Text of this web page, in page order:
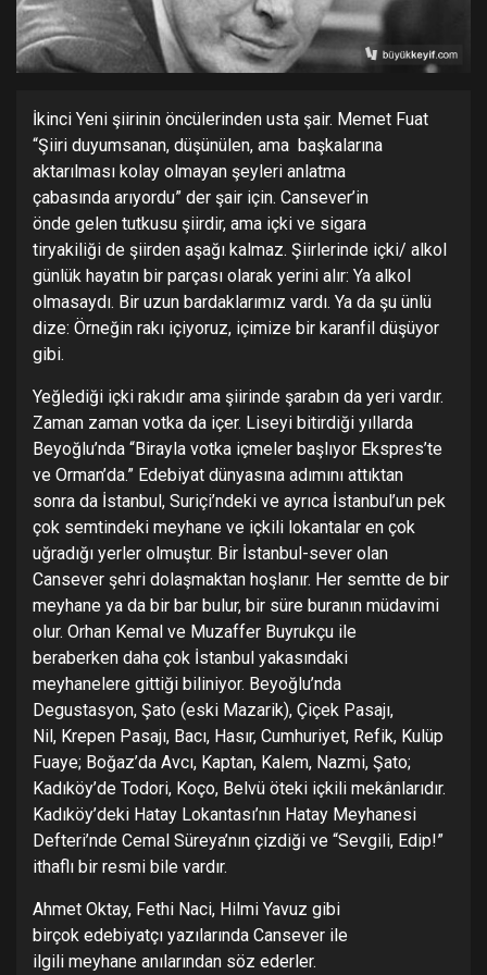
İkinci Yeni şiirinin öncülerinden usta şair. Memet Fuat
“Şiiri duyumsanan, düşünülen, ama başkalarına
aktarılması kolay olmayan şeyleri anlatma
çabasında arıyordu” der şair için. Cansever’in
önde gelen tutkusu şiirdir, ama içki ve sigara
tiryakiliği de şiirden aşağı kalmaz. Şiirlerinde içki/ alkol
günlük hayatın bir parçası olarak yerini alır: Ya alkol
olmasaydı. Bir uzun bardaklarımız vardı. Ya da şu ünlü
dize: Örneğin rakı içiyoruz, içimize bir karanfil düşüyor
gibi.
Yeğlediği içki rakıdır ama şiirinde şarabın da yeri vardır.
Zaman zaman votka da içer. Liseyi bitirdiği yıllarda
Beyoğlu’nda “Birayla votka içmeler başlıyor Ekspres’te
ve Orman’da.” Edebiyat dünyasına adımını attıktan
sonra da İstanbul, Suriçi’ndeki ve ayrıca İstanbul’un pek
çok semtindeki meyhane ve içkili lokantalar en çok
uğradığı yerler olmuştur. Bir İstanbul-sever olan
Cansever şehri dolaşmaktan hoşlanır. Her semtte de bir
meyhane ya da bir bar bulur, bir süre buranın müdavimi
olur. Orhan Kemal ve Muzaffer Buyrukçu ile
beraberken daha çok İstanbul yakasındaki
meyhanelere gittiği biliniyor. Beyoğlu’nda
Degustasyon, Şato (eski Mazarik), Çiçek Pasajı,
Nil, Krepen Pasajı, Bacı, Hasır, Cumhuriyet, Refik, Kulüp
Fuaye; Boğaz’da Avcı, Kaptan, Kalem, Nazmi, Şato;
Kadıköy’de Todori, Koço, Belvü öteki içkili mekânlarıdır.
Kadıköy’deki Hatay Lokantası’nın Hatay Meyhanesi
Defteri’nde Cemal Süreya’nın çizdiği ve “Sevgili, Edip!”
ithaflı bir resmi bile vardır.
Ahmet Oktay, Fethi Naci, Hilmi Yavuz gibi
birçok edebiyatçı yazılarında Cansever ile
ilgili meyhane anılarından söz ederler.